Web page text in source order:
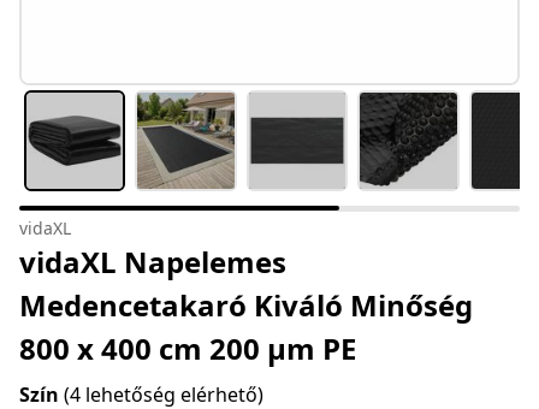
vidaXL
vidaXL Napelemes
Medencetakaró Kiváló Minőség
800 x 400 cm 200 μm PE
Szín (4 lehetőség elérhető)